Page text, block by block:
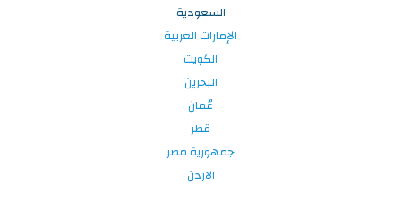
السعودية
الإمارات العربية
الكويت
البحرين
عُمان
قطر
جمهورية مصر
الاردن